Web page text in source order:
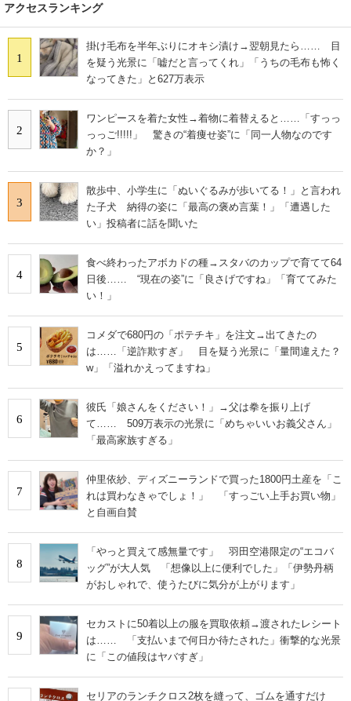
アクセスランキング
1
掛け毛布を半年ぶりにオキシ漬け→翌朝見たら…… 目
を疑う光景に「嘘だと言ってくれ」「うちの毛布も怖く
なってきた」と627万表示
2
ワンピースを着た女性→着物に着替えると……「すっっ
っっご!!!!!」 驚きの“着痩せ姿”に「同一人物なのです
か？」
3
散歩中、小学生に「ぬいぐるみが歩いてる！」と言われ
た子犬 納得の姿に「最高の褒め言葉！」「遭遇した
い」投稿者に話を聞いた
4
食べ終わったアボカドの種→スタバのカップで育てて64
日後…… “現在の姿”に「良さげですね」「育ててみた
い！」
5
コメダで680円の「ポテチキ」を注文→出てきたの
は……「逆詐欺すぎ」 目を疑う光景に「量間違えた？
w」「溢れかえってますね」
6
彼氏「娘さんをください！」→父は拳を振り上げ
て…… 509万表示の光景に「めちゃいいお義父さん」
「最高家族すぎる」
7
仲里依紗、ディズニーランドで買った1800円土産を「こ
れは買わなきゃでしょ！」 「すっごい上手お買い物」
と自画自賛
8
「やっと買えて感無量です」 羽田空港限定の“エコバ
ッグ”が大人気 「想像以上に便利でした」「伊勢丹柄
がおしゃれで、使うたびに気分が上がります」
9
セカストに50着以上の服を買取依頼→渡されたレシート
は…… 「支払いまで何日か待たされた」衝撃的な光景
に「この値段はヤバすぎ」
セリアのランチクロス2枚を縫って、ゴムを通すだけ